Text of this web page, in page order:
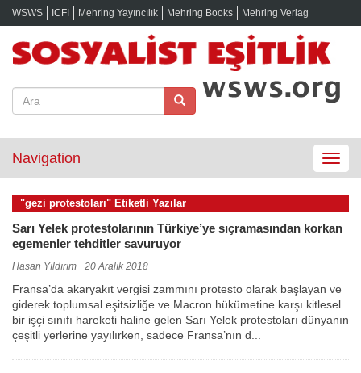
WSWS ICFI Mehring Yayıncılık Mehring Books Mehring Verlag
Toggle
Navigation
"gezi protestoları" Etiketli Yazılar
Sarı Yelek protestolarının Türkiye’ye sıçramasından korkan
egemenler tehditler savuruyor
Hasan Yıldırım 20 Aralık 2018
Fransa’da akaryakıt vergisi zammını protesto olarak başlayan ve
giderek toplumsal eşitsizliğe ve Macron hükümetine karşı kitlesel
bir işçi sınıfı hareketi haline gelen Sarı Yelek protestoları dünyanın
çeşitli yerlerine yayılırken, sadece Fransa’nın d...